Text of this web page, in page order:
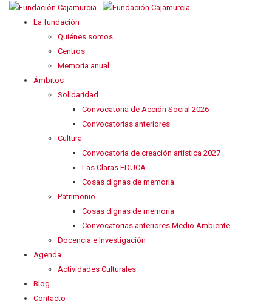
La fundación
Quiénes somos
Centros
Memoria anual
Ámbitos
Solidaridad
Convocatoria de Acción Social 2026
Convocatorias anteriores
Cultura
Convocatoria de creación artística 2027
Las Claras EDUCA
Cosas dignas de memoria
Patrimonio
Cosas dignas de memoria
Convocatorias anteriores Medio Ambiente
Docencia e Investigación
Agenda
Actividades Culturales
Blog
Contacto